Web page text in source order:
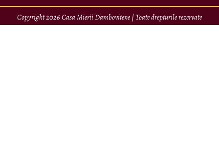
Copyright 2026 Casa Mierii Dambovitene | Toate drepturile rezervate